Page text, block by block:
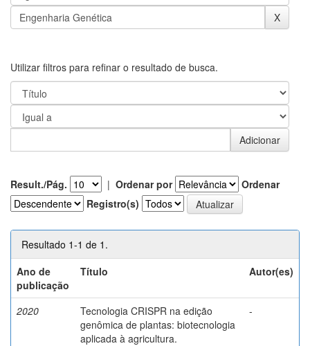
Utilizar filtros para refinar o resultado de busca.
Result./Pág. | Ordenar por
Ordenar
Registro(s)
Resultado 1-1 de 1.
Ano de
publicação
Título Autor(es)
2020
Tecnologia CRISPR na edição
genômica de plantas: biotecnologia
aplicada à agricultura.
-